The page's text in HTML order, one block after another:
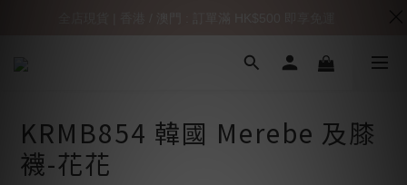
KRMB854 韓國 Merebe 及膝
襪-花花